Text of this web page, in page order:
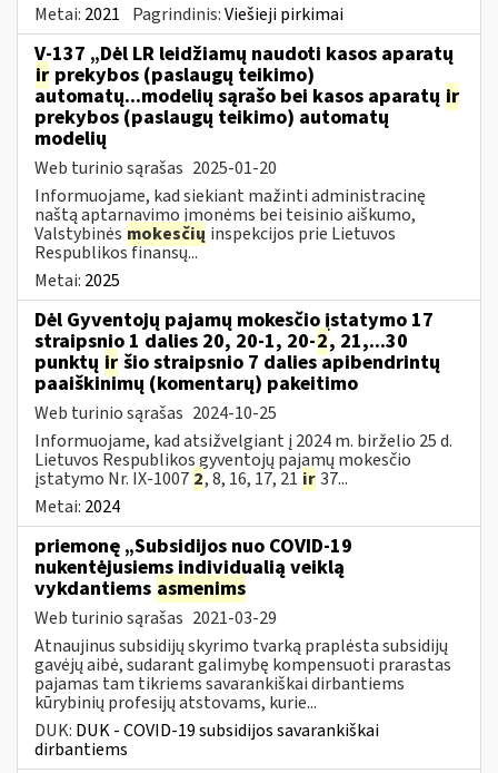
Metai: 2021 Pagrindinis:Viešieji pirkimai
V-137 „Dėl LR leidžiamų naudoti kasos aparatų
ir prekybos (paslaugų teikimo)
automatų...modelių sąrašo bei kasos aparatų ir
prekybos (paslaugų teikimo) automatų
modelių
Web turinio sąrašas 2025-01-20
Informuojame, kad siekiant mažinti administracinę
naštą aptarnavimo įmonėms bei teisinio aiškumo,
Valstybinės mokesčių inspekcijos prie Lietuvos
Respublikos finansų...
Metai: 2025
Dėl Gyventojų pajamų mokesčio įstatymo 17
straipsnio 1 dalies 20, 20-1, 20-2, 21,...30
punktų ir šio straipsnio 7 dalies apibendrintų
paaiškinimų (komentarų) pakeitimo
Web turinio sąrašas 2024-10-25
Informuojame, kad atsižvelgiant į 2024 m. birželio 25 d.
Lietuvos Respublikos gyventojų pajamų mokesčio
įstatymo Nr. IX-1007 2, 8, 16, 17, 21 ir37...
Metai: 2024
priemonę „Subsidijos nuo COVID-19
nukentėjusiems individualią veiklą
vykdantiems asmenims
Web turinio sąrašas 2021-03-29
Atnaujinus subsidijų skyrimo tvarką praplėsta subsidijų
gavėjų aibė, sudarant galimybę kompensuoti prarastas
pajamas tam tikriems savarankiškai dirbantiems
kūrybinių profesijų atstovams, kurie...
DUK: DUK - COVID-19 subsidijos savarankiškai
dirbantiems